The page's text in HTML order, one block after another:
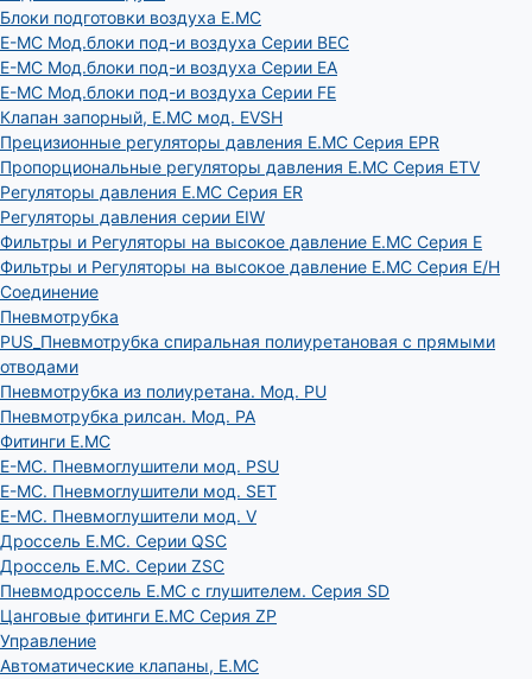
Блоки подготовки воздуха E.MC
E-MC Мод.блоки под-и воздуха Серии BEC
E-MC Мод.блоки под-и воздуха Серии EA
E-MC Мод.блоки под-и воздуха Серии FE
Клапан запорный, E.MC мод. EVSH
Прецизионные регуляторы давления E.MC Серия EPR
Пропорциональные регуляторы давления E.MC Серия ETV
Регуляторы давления E.MC Серия ER
Регуляторы давления серии EIW
Фильтры и Регуляторы на высокое давление E.MC Серия E
Фильтры и Регуляторы на высокое давление E.MC Серия E/H
Соединение
Пневмотрубка
PUS_Пневмотрубка спиральная полиуретановая с прямыми
отводами
Пневмотрубка из полиуретана. Мод. РU
Пневмотрубка рилсан. Мод. PA
Фитинги E.MC
E-MC. Пневмоглушители мод. PSU
E-MC. Пневмоглушители мод. SET
E-MC. Пневмоглушители мод. V
Дроссель E.MC. Серии QSC
Дроссель E.MC. Серии ZSC
Пневмодроссель E.MC с глушителем. Серия SD
Цанговые фитинги E.MC Серия ZP
Управление
Автоматические клапаны, Е.МС